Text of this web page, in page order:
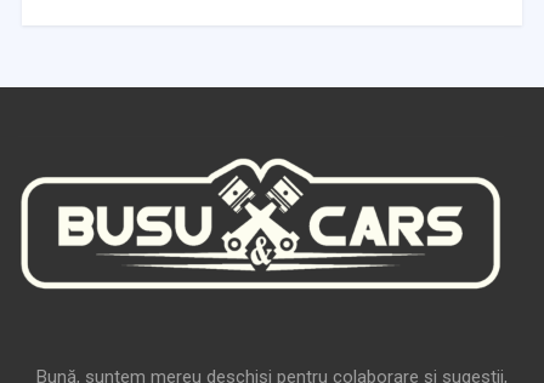
Bună, suntem mereu deschiși pentru colaborare și sugestii,